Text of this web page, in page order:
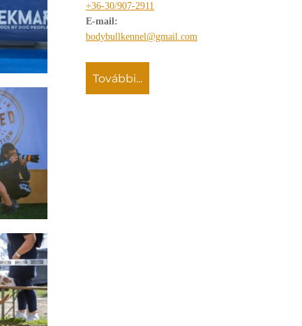
PARTNEREINK
ELÉRHETŐSÉGEK
+36-30/907-2911
E-mail:
bodybullkennel@gmail.com
további...